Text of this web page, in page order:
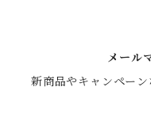
メール
新商品やキャンペー